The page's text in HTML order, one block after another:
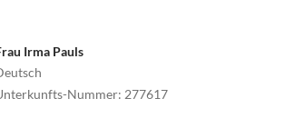
Irma Pauls
Nummer: 277617